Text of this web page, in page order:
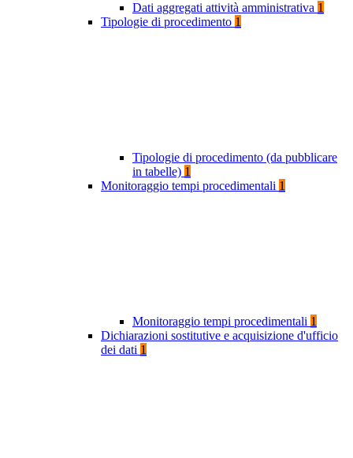
Dati aggregati attività amministrativa 1
Tipologie di procedimento 1
Tipologie di procedimento (da pubblicare
in tabelle) 1
Monitoraggio tempi procedimentali 1
Monitoraggio tempi procedimentali 1
Dichiarazioni sostitutive e acquisizione d'ufficio
dei dati 1